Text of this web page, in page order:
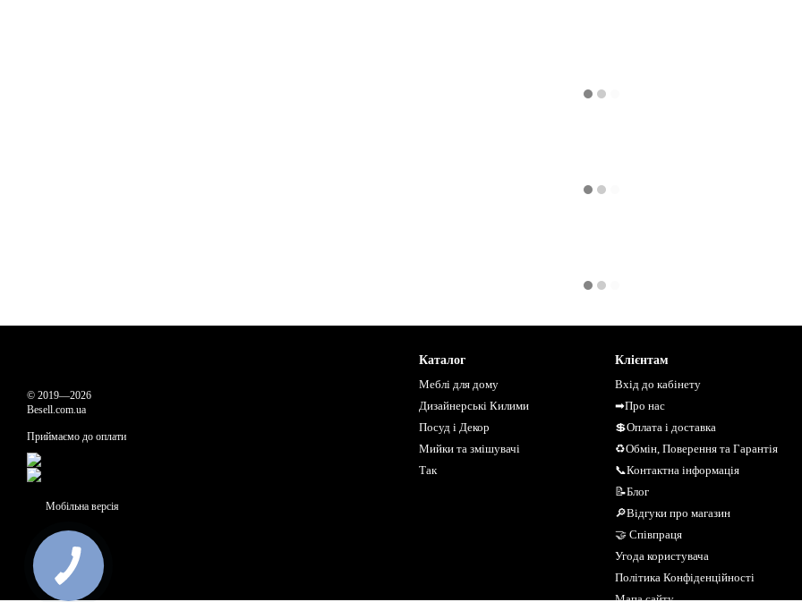
© 2019—2026
Besell.com.ua
Приймаємо до оплати
Мобільна версія
Каталог
Меблі для дому
Дизайнерські Килими
Посуд і Декор
Мийки та змішувачі
Так
Клієнтам
Вхід до кабінету
➡Про нас
💲Оплата і доставка
♻Обмін, Поверення та Гарантія
📞Контактна інформація
📝Блог
🔎Відгуки про магазин
🤝 Співпраця
Угода користувача
Політика Конфіденційності
Мапа сайту